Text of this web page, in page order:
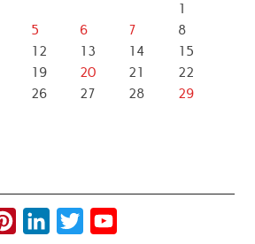
1
5 6 7
8
12 13 14
15
19 20 21
22
26 27 28
29